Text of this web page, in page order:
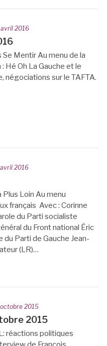
2016
Se Mentir Au menu de la
Hé Oh La Gauche et le
négociations sur le TAFTA.
2016
Plus Loin Au menu
français Avec : Corinne
du Parti socialiste
du Front national Éric
du Parti de Gauche Jean-
(LR)…
2015
2015
réactions politiques